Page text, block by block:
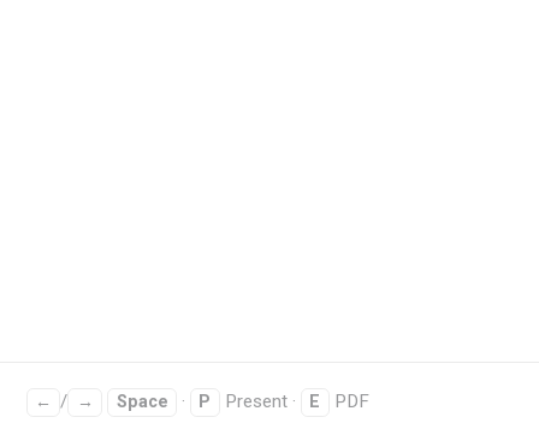
← / → Space · P Present · E PDF